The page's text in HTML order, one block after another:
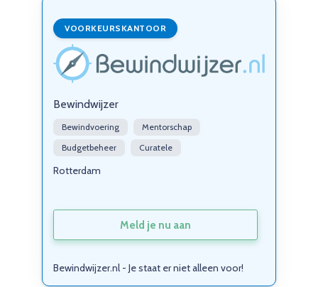
VOORKEURSKANTOOR
Bewindwijzer
Bewindvoering
Mentorschap
Budgetbeheer
Curatele
Rotterdam
Meld je nu aan
Bewindwijzer.nl - Je staat er niet alleen voor!